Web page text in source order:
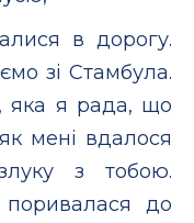
в дорогу.
зі Стамбула.
яка я рада, що
мені вдалося
з тобою.
поривалася до